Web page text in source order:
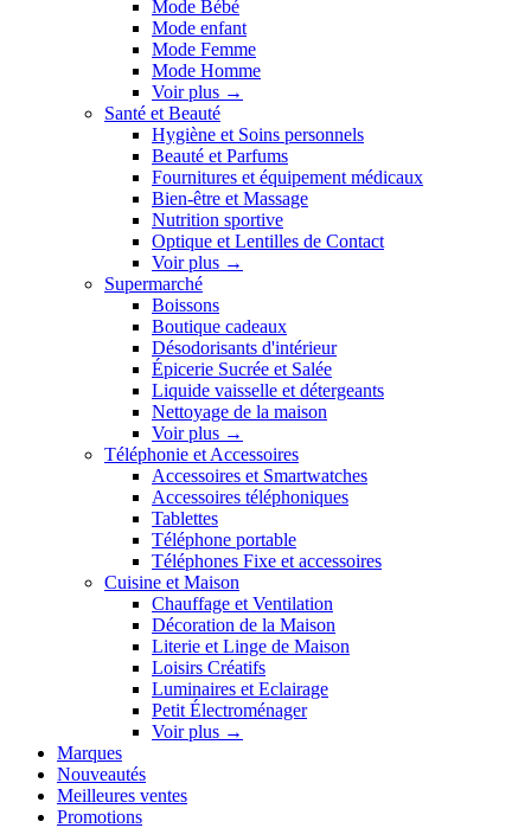
Mode Bébé
Mode enfant
Mode Femme
Mode Homme
Voir plus →
Santé et Beauté
Hygiène et Soins personnels
Beauté et Parfums
Fournitures et équipement médicaux
Bien-être et Massage
Nutrition sportive
Optique et Lentilles de Contact
Voir plus →
Supermarché
Boissons
Boutique cadeaux
Désodorisants d'intérieur
Épicerie Sucrée et Salée
Liquide vaisselle et détergeants
Nettoyage de la maison
Voir plus →
Téléphonie et Accessoires
Accessoires et Smartwatches
Accessoires téléphoniques
Tablettes
Téléphone portable
Téléphones Fixe et accessoires
Cuisine et Maison
Chauffage et Ventilation
Décoration de la Maison
Literie et Linge de Maison
Loisirs Créatifs
Luminaires et Eclairage
Petit Électroménager
Voir plus →
Marques
Nouveautés
Meilleures ventes
Promotions